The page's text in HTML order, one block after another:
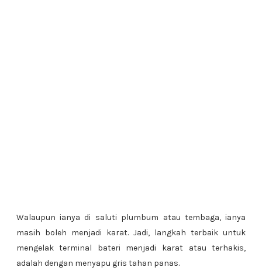
Walaupun ianya di saluti plumbum atau tembaga, ianya
masih boleh menjadi karat. Jadi, langkah terbaik untuk
mengelak terminal bateri menjadi karat atau terhakis,
adalah dengan menyapu gris tahan panas.